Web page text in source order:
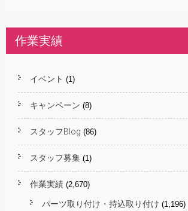
作業実績
イベント (1)
キャンペーン (8)
スタッフBlog (86)
スタッフ募集 (1)
作業実績 (2,670)
パーツ取り付け・持込取り付け (1,196)